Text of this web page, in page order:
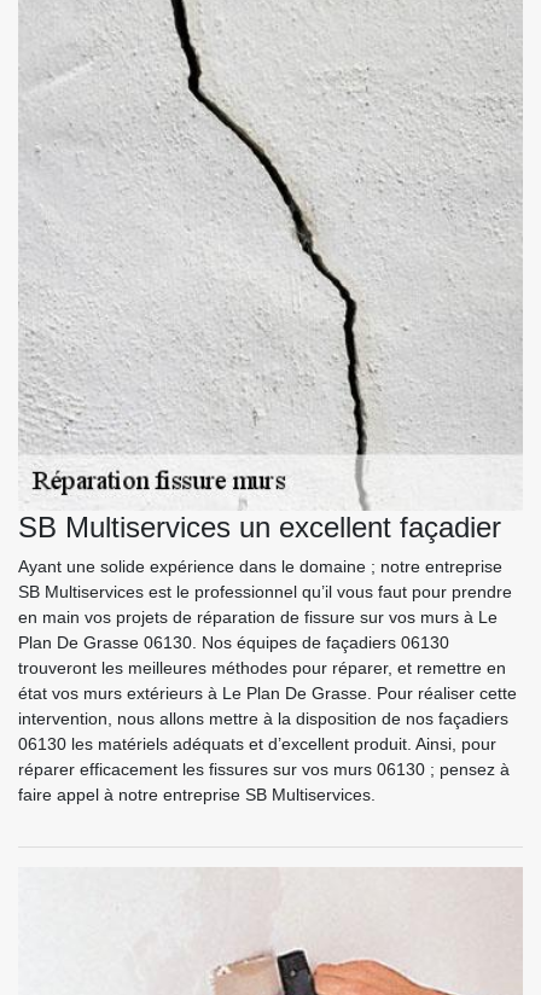
SB Multiservices un excellent façadier
Ayant une solide expérience dans le domaine ; notre entreprise
SB Multiservices est le professionnel qu’il vous faut pour prendre
en main vos projets de réparation de fissure sur vos murs à Le
Plan De Grasse 06130. Nos équipes de façadiers 06130
trouveront les meilleures méthodes pour réparer, et remettre en
état vos murs extérieurs à Le Plan De Grasse. Pour réaliser cette
intervention, nous allons mettre à la disposition de nos façadiers
06130 les matériels adéquats et d’excellent produit. Ainsi, pour
réparer efficacement les fissures sur vos murs 06130 ; pensez à
faire appel à notre entreprise SB Multiservices.